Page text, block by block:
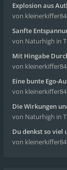
Explosion aus
von kleinerkiffer84
Sanfte
von Naturhigh in
Mit Hingabe
von kleinerkiffer84
Eine bunte Ego-
von kleinerkiffer84
Die Wirkungen
von Naturhigh in
Du denkst so viel
von kleinerkiffer84